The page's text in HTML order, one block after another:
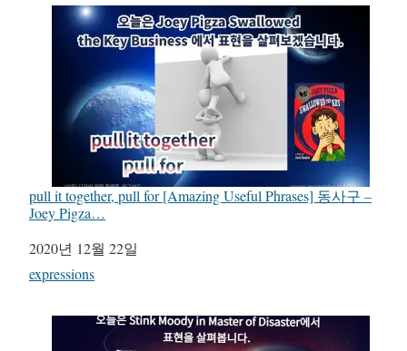
pull it together, pull for [Amazing Useful Phrases] 동사구 –
Joey Pigza…
일자
2020년 12월 22일
관련 항목
expressions